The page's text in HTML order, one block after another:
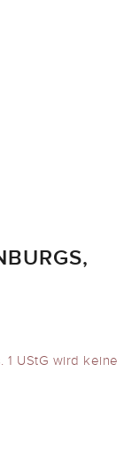
1 UStG wird keine